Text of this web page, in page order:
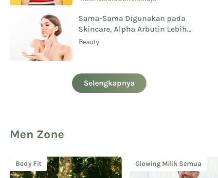
Sama-Sama Digunakan pada
Skincare, Alpha Arbutin Lebih
Aman Digunakan Daripada
Beauty
Selengkapnya
Men Zone
Body Fit Glowing Milik Semua